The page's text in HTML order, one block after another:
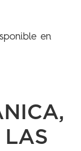
en
LAS